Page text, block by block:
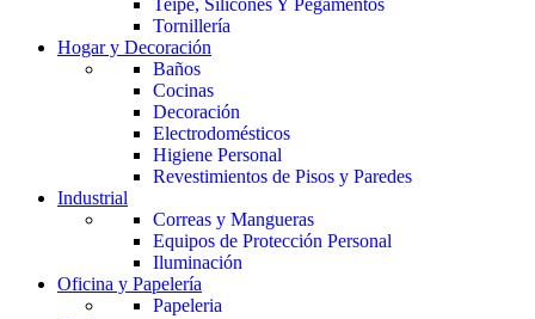
Teipe, Silicones Y Pegamentos
Tornillería
Hogar y Decoración
Baños
Cocinas
Decoración
Electrodomésticos
Higiene Personal
Revestimientos de Pisos y Paredes
Industrial
Correas y Mangueras
Equipos de Protección Personal
Iluminación
Oficina y Papelería
Papeleria